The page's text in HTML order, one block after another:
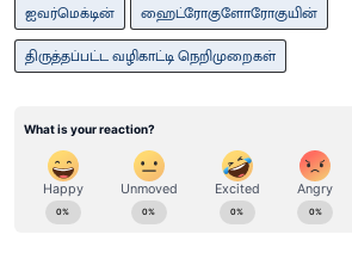
ஐவர்மெக்டின்
ஹைட்ரோகுளோரோகுயின்
திருத்தப்பட்ட வழிகாட்டி நெறிமுறைகள்